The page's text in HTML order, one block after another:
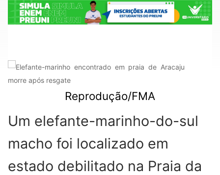
Reprodução/FMA
Um elefante-marinho-do-sul
macho foi localizado em
estado debilitado na Praia da